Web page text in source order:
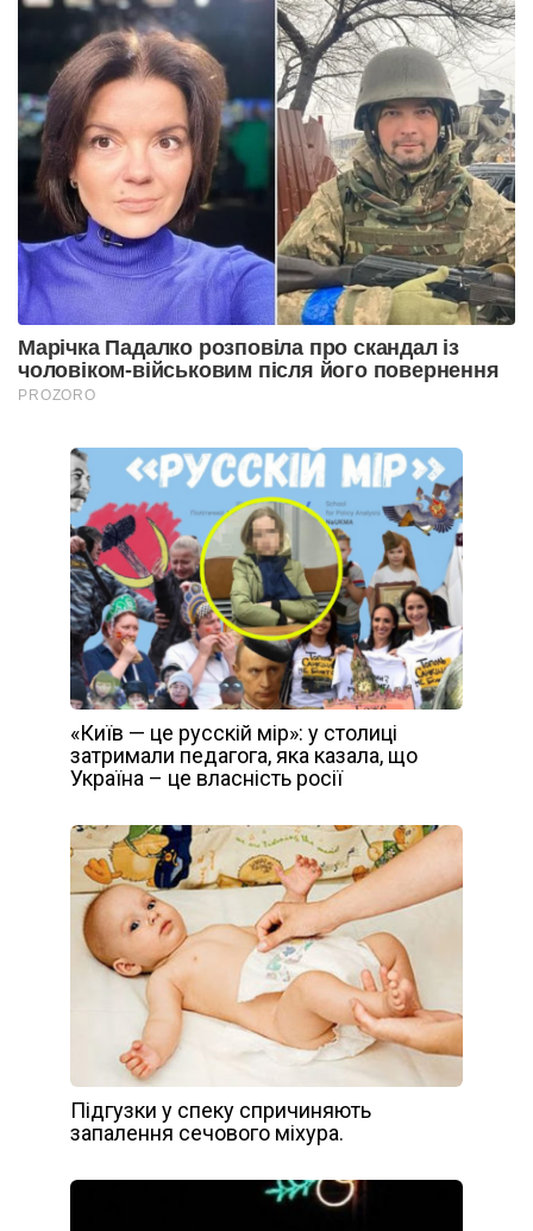
«Київ — це русскій мір»: у столиці
затримали педагога, яка казала, що
Україна – це власність росії
Підгузки у спеку спричиняють
запалення сечового міхура.